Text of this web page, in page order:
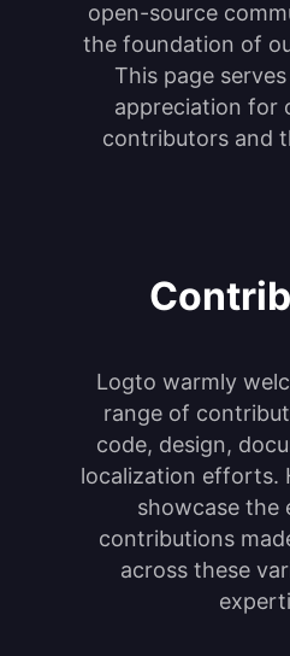
open-source
the foundation of
This page
appreciation for
contributors and
Logto warmly
range of
code, design,
localization efforts.
showcase the
contributions
across these